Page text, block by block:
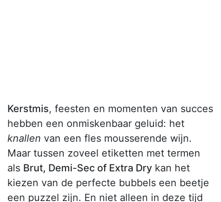
Kerstmis, feesten en momenten van succes
hebben een onmiskenbaar geluid: het
knallen van een fles mousserende wijn.
Maar tussen zoveel etiketten met termen
als Brut, Demi-Sec of Extra Dry kan het
kiezen van de perfecte bubbels een beetje
een puzzel zijn. En niet alleen in deze tijd